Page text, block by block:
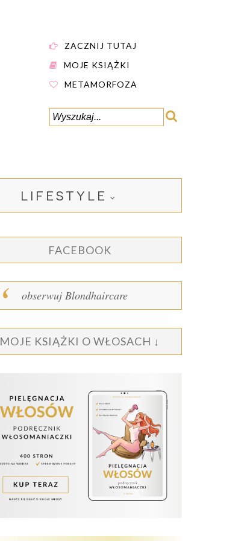
ZACZNIJ TUTAJ
MOJE KSIĄŻKI
METAMORFOZA
LIFESTYLE
FACEBOOK
obserwuj Blondhaircare
MOJE KSIĄŻKI O WŁOSACH ↓